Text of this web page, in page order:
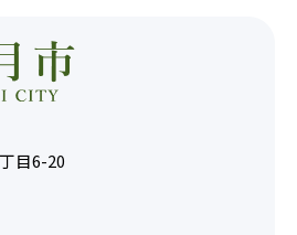
目6-20